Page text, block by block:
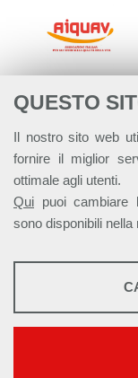
QUESTO
Il nostro sito web
fornire il miglior
ottimale agli utenti.
Qui puoi cambiare
sono disponibili nella
STATISTICHE
Mostra maggiori
Alleanza